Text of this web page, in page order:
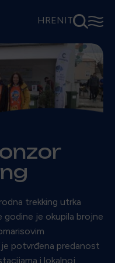
HREN IT⚲☰
trekking utrka
godine je okupila brojne
potvrđena predanost
i lokalnoj